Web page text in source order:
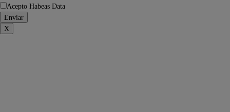
Acepto Habeas Data
X